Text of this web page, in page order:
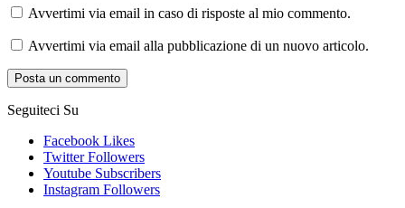
Avvertimi via email in caso di risposte al mio commento.
Avvertimi via email alla pubblicazione di un nuovo articolo.
Seguiteci Su
Facebook Likes
Twitter Followers
Youtube Subscribers
Instagram Followers